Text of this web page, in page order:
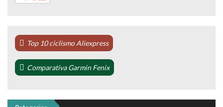
Top 10 ciclismo Aliexpress
Comparativa Garmin Fenix